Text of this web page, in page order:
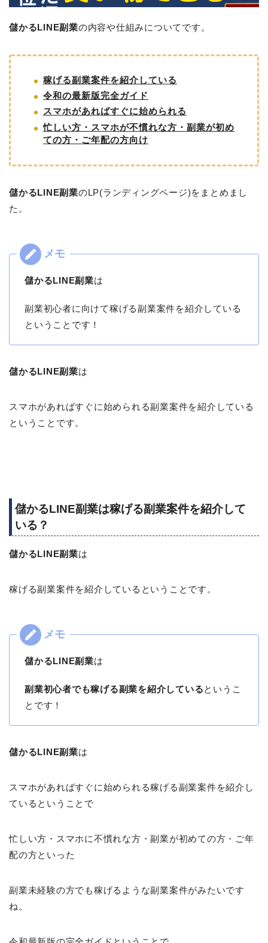
儲かるLINE副業の内容や仕組みについてです。
稼げる副業案件を紹介している
令和の最新版完全ガイド
スマホがあればすぐに始められる
忙しい方・スマホが不慣れな方・副業が初め
ての方・ご年配の方向け
儲かるLINE副業のLP(ランディングページ)をまとめまし
た。
儲かるLINE副業は
副業初心者に向けて稼げる副業案件を紹介している
ということです！
儲かるLINE副業は
スマホがあればすぐに始められる副業案件を紹介している
ということです。
儲かるLINE副業は稼げる副業案件を紹介して
いる？
儲かるLINE副業は
稼げる副業案件を紹介しているということです。
儲かるLINE副業は
副業初心者でも稼げる副業を紹介しているというこ
とです！
儲かるLINE副業は
スマホがあればすぐに始められる稼げる副業案件を紹介し
ているということで
忙しい方・スマホに不慣れな方・副業が初めての方・ご年
配の方といった
副業未経験の方でも稼げるような副業案件がみたいです
ね。